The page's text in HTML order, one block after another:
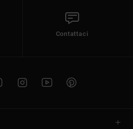
Contattaci